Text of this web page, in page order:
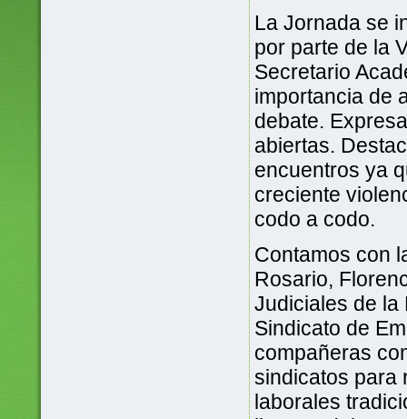
La Jornada se
por parte de la
Secretario
importancia de
debate.
abiertas.
encuentros ya
creciente
codo a codo.
Contamos con
Rosario,
Judiciales de la
Sindicato de
compañeras
sindicatos para
laborales